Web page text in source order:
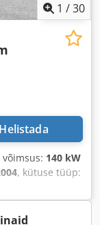
1 /30
Helistada
võimsus: 140 kW
, kütuse tüüp: